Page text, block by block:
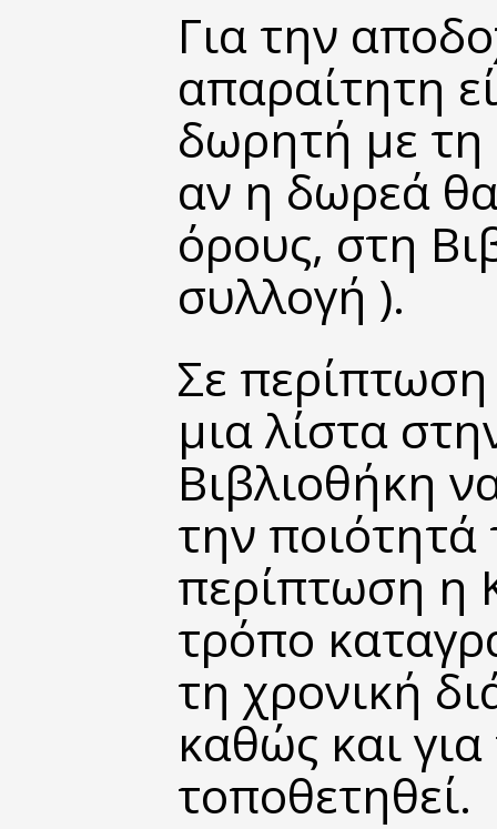
Για την
απαραίτητη
δωρητή με τη
αν η δωρεά θα
όρους, στη
συλλογή ).
Σε
μια λίστα
Βιβλιοθήκη
την ποιότητά
περίπτωση η
τρόπο
τη χρονική
καθώς και
τοποθετηθεί.